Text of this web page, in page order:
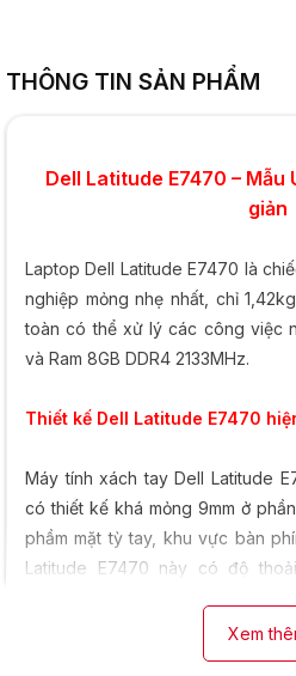
THÔNG TIN SẢN PHẨM
Dell Latitude E7470 –
giản
Laptop Dell Latitude E7470 là
nghiệp mỏng nhẹ nhất, chỉ
toàn có thể xử lý các công việc
và Ram 8GB DDR4 2133MHz.
Thiết kế Dell Latitude E7470
Máy tính xách tay Dell Latitude
có thiết kế khá mỏng 9mm ở
phầm mặt tỳ tay, khu vực bàn
Latitude E7470 này có độ
vẫn được giữ nguyên từ những
E7470 đến nay, logo Dell in
Xem